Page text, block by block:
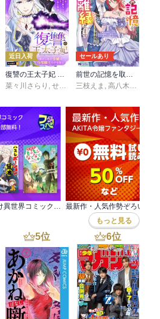
近日入荷
復讐の王太子妃 ～虐げられた令嬢は冷酷騎士の手を取る～
菜々川さらり , せあら里奈
セールあり
前世の記憶を取り戻したので最愛の夫と離縁します～悪女と評判でしたが天才治癒師として開花したら、なぜか聖女が自爆しました～（コミック）
三枝えま ,高八木レイナ
【フタスペ！2026年夏】女性向け異世界コミック 対象作品が最新巻まで全て30％OFF＆一部無料！
もっと見る
5位 6位